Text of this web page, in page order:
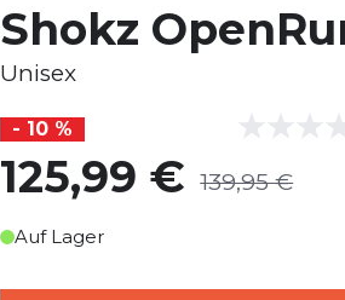
Shokz
Unisex
- 10 %
125,99 € 139,95 €
Auf Lager